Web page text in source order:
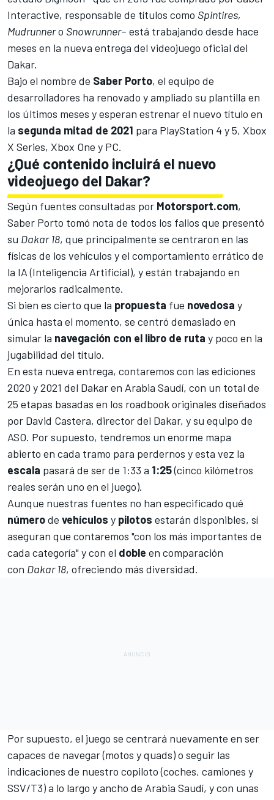
Interactive, responsable de títulos como Spintires,
Mudrunnero Snowrunner– está trabajando desde hace
meses en la nueva entrega del videojuego oficial del
Dakar.
Bajo el nombre de Saber Porto, el equipo de
desarrolladores ha renovado y ampliado su plantilla en
los últimos meses y esperan estrenar el nuevo título en
la segunda mitad de 2021 para PlayStation 4 y 5, Xbox
X Series, Xbox One y PC.
¿Qué contenido incluirá el nuevo
videojuego del Dakar?
Según fuentes consultadas por Motorsport.com,
Saber Porto tomó nota de todos los fallos que presentó
su Dakar 18, que principalmente se centraron en las
físicas de los vehículos y el comportamiento errático de
la IA (Inteligencia Artificial), y están trabajando en
mejorarlos radicalmente.
Si bien es cierto que la propuesta fue novedosa y
única hasta el momento, se centró demasiado en
simular la navegación con el libro de ruta y poco en la
jugabilidad del título.
En esta nueva entrega, contaremos con las ediciones
2020 y 2021 del Dakar en Arabia Saudí, con un total de
25 etapas basadas en los roadbook originales diseñados
por David Castera, director del Dakar, y su equipo de
ASO. Por supuesto, tendremos un enorme mapa
abierto en cada tramo para perdernos y esta vez la
escala pasará de ser de 1:33 a 1:25(cinco kilómetros
reales serán uno en el juego).
Aunque nuestras fuentes no han especificado qué
númerode vehículos y pilotos estarán disponibles, sí
aseguran que contaremos "con los más importantes de
cada categoría" y con el doble en comparación
con Dakar 18, ofreciendo más diversidad.
Por supuesto, el juego se centrará nuevamente en ser
capaces de navegar (motos y quads) o seguir las
indicaciones de nuestro copiloto (coches, camiones y
SSV/T3) a lo largo y ancho de Arabia Saudí, y con unas